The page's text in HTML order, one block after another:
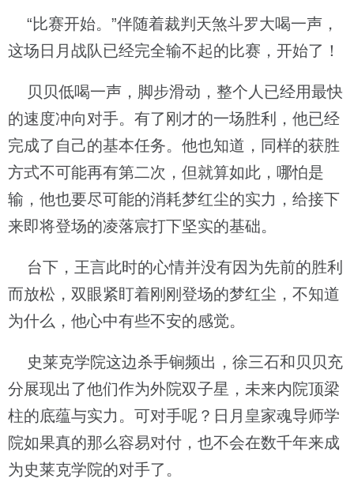
“比赛开始。”伴随着裁判天煞斗罗大喝一声，
这场日月战队已经完全输不起的比赛，开始了！
贝贝低喝一声，脚步滑动，整个人已经用最快
的速度冲向对手。有了刚才的一场胜利，他已经
完成了自己的基本任务。他也知道，同样的获胜
方式不可能再有第二次，但就算如此，哪怕是
输，他也要尽可能的消耗梦红尘的实力，给接下
来即将登场的凌落宸打下坚实的基础。
台下，王言此时的心情并没有因为先前的胜利
而放松，双眼紧盯着刚刚登场的梦红尘，不知道
为什么，他心中有些不安的感觉。
史莱克学院这边杀手锏频出，徐三石和贝贝充
分展现出了他们作为外院双子星，未来内院顶梁
柱的底蕴与实力。可对手呢？日月皇家魂导师学
院如果真的那么容易对付，也不会在数千年来成
为史莱克学院的对手了。